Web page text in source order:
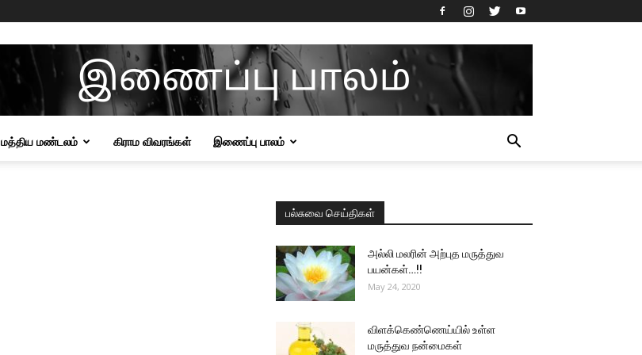
மத்திய மண்டலம் கிராம விவரங்கள் இணைப்பு பாலம்
பல்சுவை செய்திகள்
அல்லி மலரின் அற்புத மருத்துவ
பயன்கள்…!!
May 24, 2020
விளக்கெண்ணெய்யில் உள்ள
மருத்துவ நன்மைகள்